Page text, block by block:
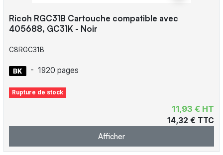
Ricoh RGC31B Cartouche compatible avec
405688, GC31K - Noir
C8RGC31B
- 1920 pages
Rupture de stock
11,93 € HT
14,32 € TTC
Afficher